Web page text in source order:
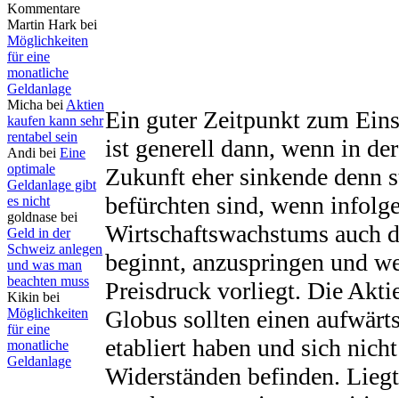
Kommentare
Martin Hark bei
Möglichkeiten
für eine
monatliche
Geldanlage
Micha bei Aktien
kaufen kann sehr
rentabel sein
Andi bei Eine
optimale
Geldanlage gibt
es nicht
goldnase bei
Geld in der
Schweiz anlegen
und was man
beachten muss
Kikin bei
Möglichkeiten
für eine
monatliche
Geldanlage
Ein guter Zeitpunkt zum
ist generell dann, wenn in
Zukunft eher sinkende denn
befürchten sind, wenn
Wirtschaftswachstums auch
beginnt, anzuspringen und
Preisdruck vorliegt. Die
Globus sollten einen
etabliert haben und sich
Widerständen befinden.